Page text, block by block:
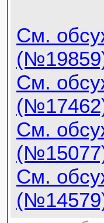
См.
См.
См.
См.